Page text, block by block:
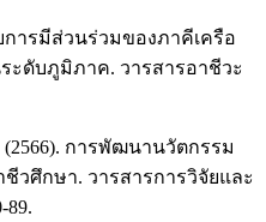
ารมีส่วนร่วมของภาคีเครือ
ดับภูมิภาค. วารสารอาชีวะ
การพัฒนานวัตกรรม
วศึกษา. วารสารการวิจัยและ